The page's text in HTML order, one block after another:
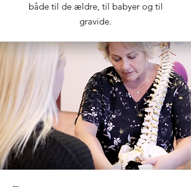
både til de ældre, til babyer og til
gravide.